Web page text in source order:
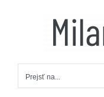
Prejsť na...